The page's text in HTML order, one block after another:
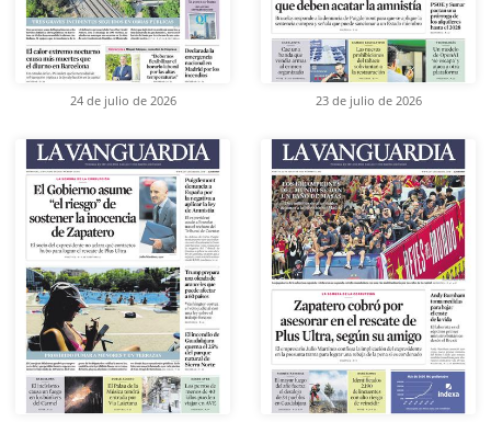
24 de julio de 2026 23 de julio de 2026